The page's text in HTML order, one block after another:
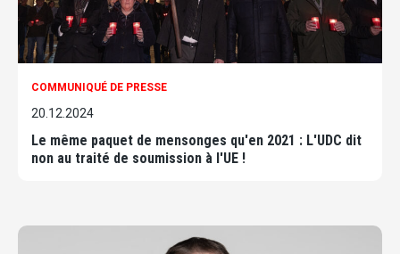
COMMUNIQUÉ DE PRESSE
20.12.2024
Le même paquet de mensonges qu'en 2021 : L'UDC dit
non au traité de soumission à l'UE !